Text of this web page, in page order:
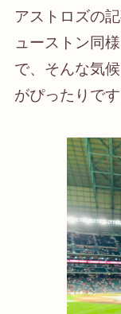
アストロズの
ューストン同
で、そんな気
がぴったりです